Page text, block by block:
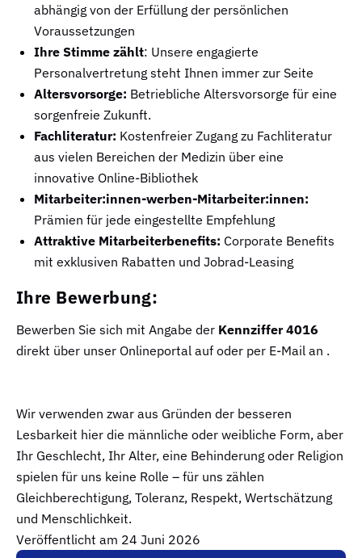
abhängig von der Erfüllung der persönlichen
Voraussetzungen
Ihre Stimme zählt: Unsere engagierte
Personalvertretung steht Ihnen immer zur Seite
Altersvorsorge: Betriebliche Altersvorsorge für eine
sorgenfreie Zukunft.
Fachliteratur: Kostenfreier Zugang zu Fachliteratur
aus vielen Bereichen der Medizin über eine
innovative Online-Bibliothek
Mitarbeiter:innen-werben-Mitarbeiter:innen:
Prämien für jede eingestellte Empfehlung
Attraktive Mitarbeiterbenefits: Corporate Benefits
mit exklusiven Rabatten und Jobrad-Leasing
Ihre Bewerbung:
Bewerben Sie sich mit Angabe der Kennziffer 4016
direkt über unser Onlineportal auf oder per E-Mail an .
Wir verwenden zwar aus Gründen der besseren
Lesbarkeit hier die männliche oder weibliche Form, aber
Ihr Geschlecht, Ihr Alter, eine Behinderung oder Religion
spielen für uns keine Rolle – für uns zählen
Gleichberechtigung, Toleranz, Respekt, Wertschätzung
und Menschlichkeit.
Veröffentlicht am 24 Juni 2026